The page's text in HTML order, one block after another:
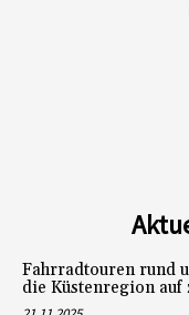
Fahrradtouren rund
die Küstenregion auf